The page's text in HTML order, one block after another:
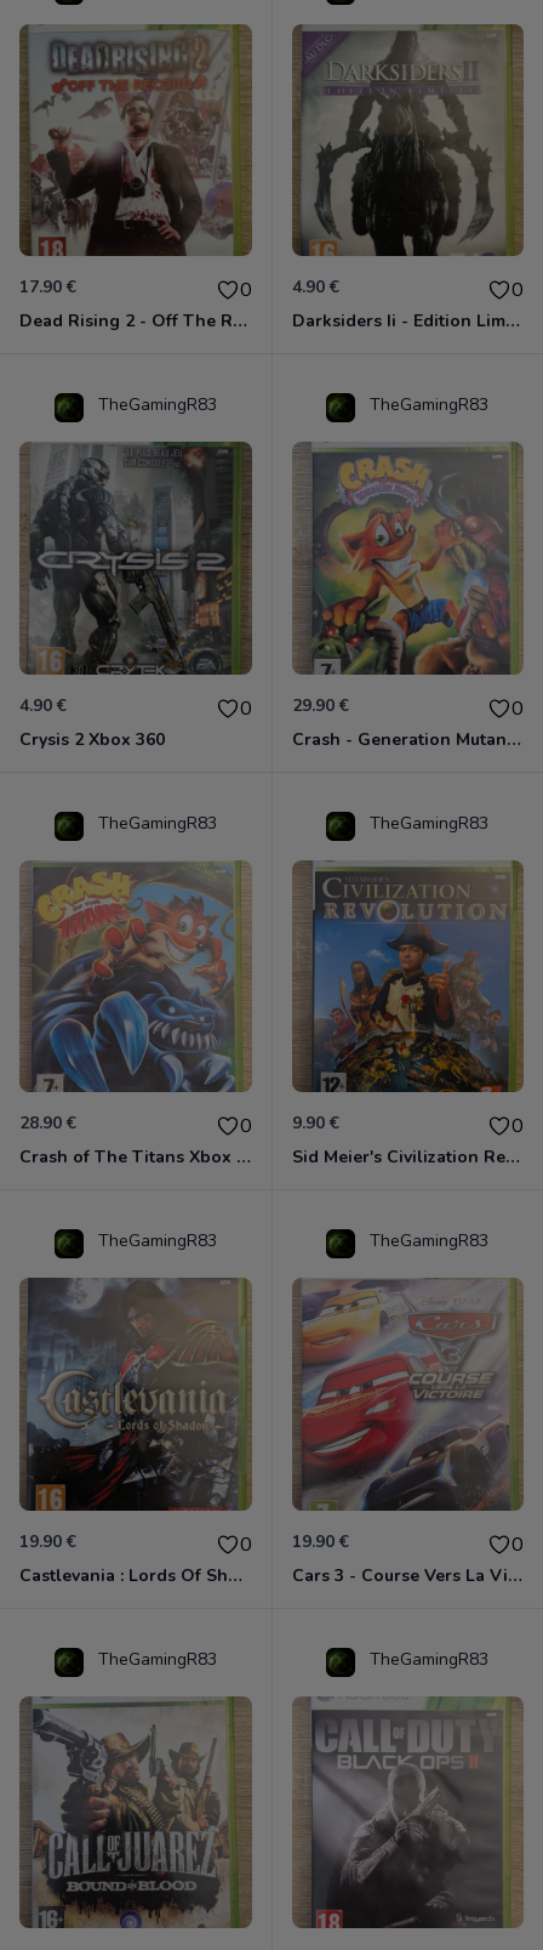
17.90 € 0
Dead Rising 2 - Off The Record Xbox 360
4.90 € 0
Darksiders Ii - Edition Limitée Xbox 360
TheGamingR83
4.90 € 0
Crysis 2 Xbox 360
TheGamingR83
29.90 € 0
Crash - Generation Mutant Xbox 360
TheGamingR83
28.90 € 0
Crash of The Titans Xbox 360
TheGamingR83
9.90 € 0
Sid Meier's Civilization Revolution Xbox 360
TheGamingR83
19.90 € 0
Castlevania : Lords Of Shadow Xbox 360
TheGamingR83
19.90 € 0
Cars 3 - Course Vers La Victoire Xbox 360
TheGamingR83 TheGamingR83